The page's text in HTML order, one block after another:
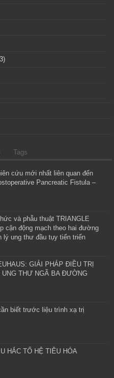
Tags
cứu mới nhất liên quan đến
Pancreatic Fistula –
và phẫu thuật TRIANGLE
cận động mạch theo hai đường
lý ung thư đầu tụy tiến triển
GIẢI PHÁP ĐIỀU TRỊ
UNG THƯ NGÃ BA ĐƯỜNG
biết trước liệu trình xạ trị
HẮC TỐ HỆ TIÊU HÓA